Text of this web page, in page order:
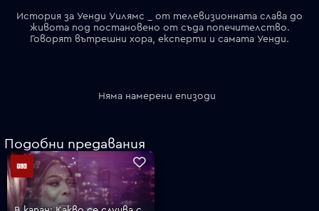
VOYO
История за Уенди Уилямс _ от телевизионната слава до
живота под постановено от съда попечителство.
Говорят вътрешни хора, експерти и самата Уенди.
Няма намерени епизоди
Подобни предавания